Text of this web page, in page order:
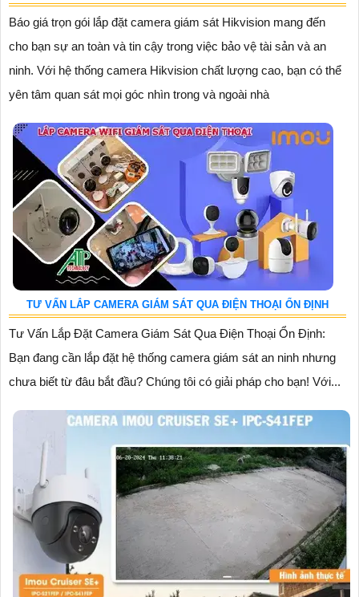
Báo giá trọn gói lắp đặt camera giám sát Hikvision mang đến
cho bạn sự an toàn và tin cậy trong việc bảo vệ tài sản và an
ninh. Với hệ thống camera Hikvision chất lượng cao, bạn có thể
yên tâm quan sát mọi góc nhìn trong và ngoài nhà
TƯ VẤN LẮP CAMERA GIÁM SÁT QUA ĐIỆN THOẠI ỔN ĐỊNH
Tư Vấn Lắp Đặt Camera Giám Sát Qua Điện Thoại Ổn Định:
Bạn đang cần lắp đặt hệ thống camera giám sát an ninh nhưng
chưa biết từ đâu bắt đầu? Chúng tôi có giải pháp cho bạn! Với...